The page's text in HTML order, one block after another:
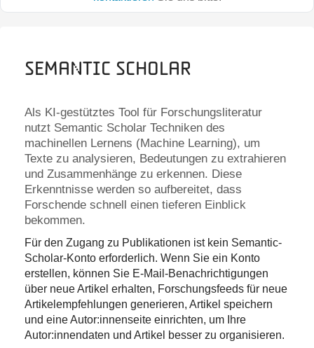
Semantic Scholar
Als KI-gestütztes Tool für Forschungsliteratur
nutzt Semantic Scholar Techniken des
machinellen Lernens (Machine Learning), um
Texte zu analysieren, Bedeutungen zu extrahieren
und Zusammenhänge zu erkennen. Diese
Erkenntnisse werden so aufbereitet, dass
Forschende schnell einen tieferen Einblick
bekommen.
Für den Zugang zu Publikationen ist kein Semantic-
Scholar-Konto erforderlich. Wenn Sie ein Konto
erstellen, können Sie E-Mail-Benachrichtigungen
über neue Artikel erhalten, Forschungsfeeds für neue
Artikelempfehlungen generieren, Artikel speichern
und eine Autor:innenseite einrichten, um Ihre
Autor:innendaten und Artikel besser zu organisieren.